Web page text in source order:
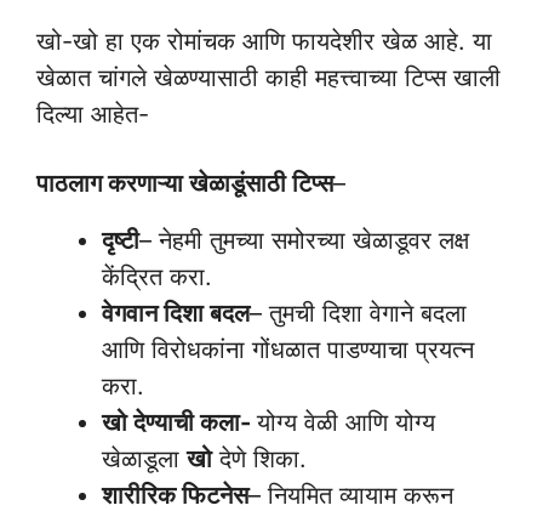
खो-खो हा एक रोमांचक आणि फायदेशीर खेळ आहे. या
खेळात चांगले खेळण्यासाठी काही महत्त्वाच्या टिप्स खाली
दिल्या आहेत-
पाठलाग करणाऱ्या खेळाडूंसाठी टिप्स–
दृष्टी– नेहमी तुमच्या समोरच्या खेळाडूवर लक्ष
केंद्रित करा.
वेगवान दिशा बदल– तुमची दिशा वेगाने बदला
आणि विरोधकांना गोंधळात पाडण्याचा प्रयत्न
करा.
खो देण्याची कला-योग्य वेळी आणि योग्य
खेळाडूलाखोदेणे शिका.
शारीरिक फिटनेस– नियमित व्यायाम करून